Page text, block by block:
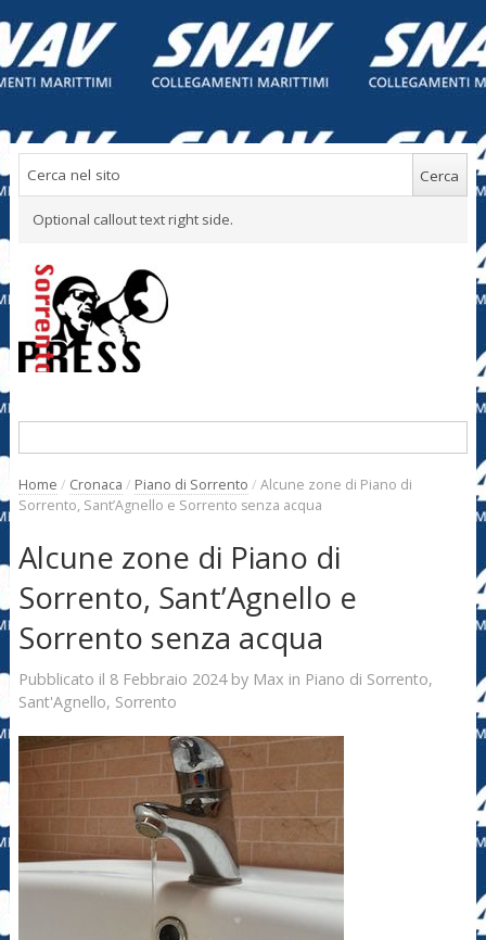
Optional callout text right side.
Home / Cronaca / Piano di Sorrento / Alcune zone di Piano di
Sorrento, Sant’Agnello e Sorrento senza acqua
Alcune zone di Piano di
Sorrento, Sant’Agnello e
Sorrento senza acqua
Pubblicato il 8 Febbraio 2024by Max in Piano di Sorrento,
Sant'Agnello, Sorrento